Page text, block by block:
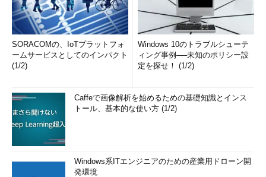
SORACOMの、IoTプラットフォ
ームサービスとしてのインパクト
(1/2)
Windows 10のトラブルシューテ
ィング事例──未知のポリシー設
定を探せ！ (1/2)
Caffeで画像解析を始めるための基礎知識とインス
トール、基本的な使い方 (1/2)
Windows系ITエンジニアのための産業用ドローン開
発環境